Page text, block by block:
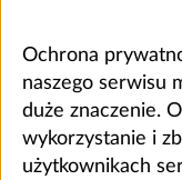
Ochrona
naszego serwisu
duże znaczenie.
wykorzystanie i
użytkownikach